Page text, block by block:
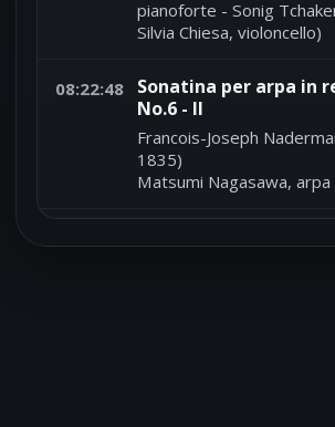
pianoforte - Sonig
Silvia Chiesa, violoncello)
08:22:48
Sonatina per arpa in
No.6 - II
Francois-Joseph
1835)
Matsumi Nagasawa, arpa